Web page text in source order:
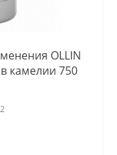
OLLIN
камелии 750